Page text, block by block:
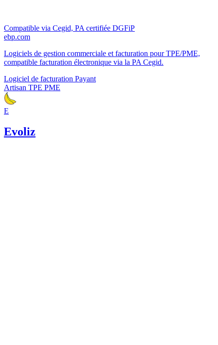
Compatible via Cegid, PA certifiée DGFiP
ebp.com
Logiciels de gestion commerciale et facturation pour TPE/PME,
compatible facturation électronique via la PA Cegid.
Logiciel de facturation Payant
Artisan TPE PME
E
Evoliz